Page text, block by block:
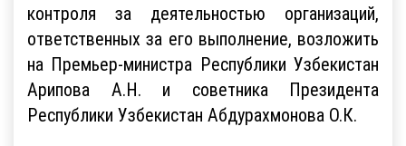
контроля за деятельностью организаций,
ответственных за его выполнение, возложить
на Премьер-министра Республики Узбекистан
Арипова А.Н. и советника Президента
Республики Узбекистан Абдурахмонова О.К.